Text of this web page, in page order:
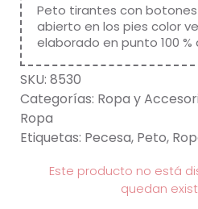
Peto tirantes con
abierto en los pies color
elaborado en punto 100 %
SKU: 8530
Categorías: Ropa y
Ropa
Etiquetas: Pecesa, Peto,
Este producto no está
quedan